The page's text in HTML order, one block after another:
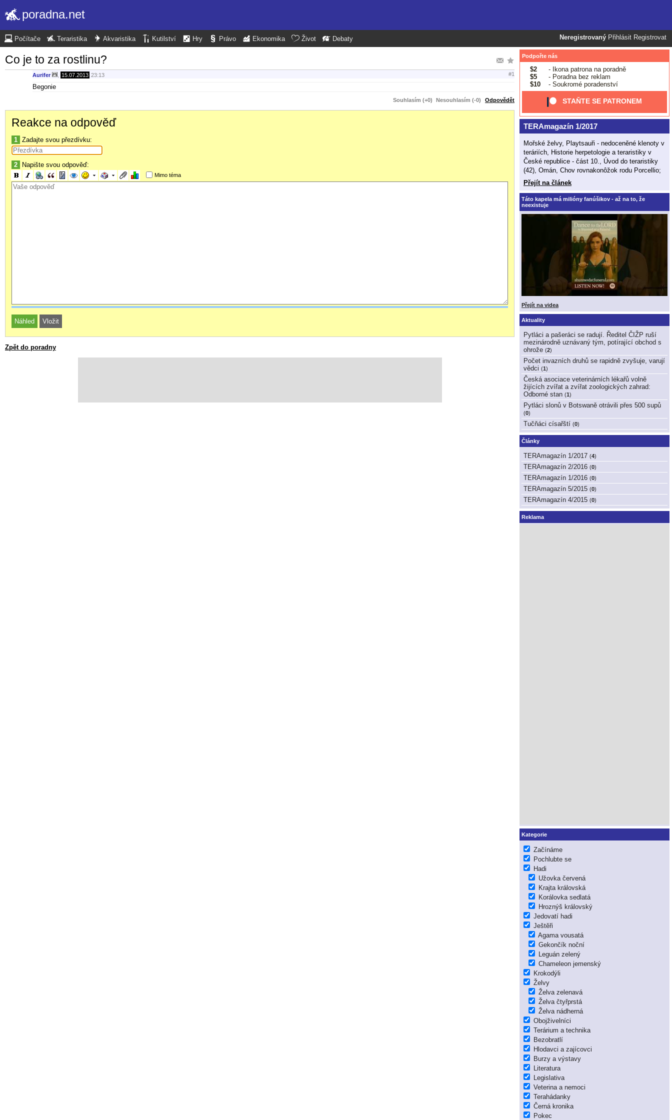
poradna.net
Neregistrovaný Přihlásit Registrovat
Počítače Teraristika Akvaristika Kutilství Hry Právo Ekonomika Život Debaty
Co je to za rostlinu?
Aurifer 15.07.2013 23:13 #1
Begonie
Souhlasím (+0) Nesouhlasím (-0) Odpovědět
Reakce na odpověď
1 Zadajte svou přezdívku:
2 Napište svou odpověď:
Mimo téma
Zpět do poradny
Podpořte nás
$2
- Ikona patrona na poradně
$5
- Poradna bez reklam
$10
- Soukromé poradenství
STAŇTE SE PATRONEM
TERAmagazín 1/2017
Mořské želvy, Playtsauři - nedoceněné klenoty v
teráriích, Historie herpetologie a teraristiky v
České republice - část 10., Úvod do teraristiky
(42), Omán, Chov rovnakonôžok rodu Porcellio;
Přejít na článek
Táto kapela má milióny fanúšikov - až na to, že
neexistuje
Přejít na videa
Aktuality
Pytláci a pašeráci se radují. Ředitel ČIŽP ruší
mezinárodně uznávaný tým, potírající obchod s
ohrože (2)
Počet invazních druhů se rapidně zvyšuje, varují
vědci (1)
Česká asociace veterinárních lékařů volně
žijících zvířat a zvířat zoologických zahrad:
Odborné stan (1)
Pytláci slonů v Botswaně otrávili přes 500 supů
(0)
Tučňáci císařští (0)
Články
TERAmagazín 1/2017 (4)
TERAmagazín 2/2016 (0)
TERAmagazín 1/2016 (0)
TERAmagazín 5/2015 (0)
TERAmagazín 4/2015 (0)
Reklama
Kategorie
Začínáme
Pochlubte se
Hadi
Užovka červená
Krajta královská
Korálovka sedlatá
Hroznýš královský
Jedovatí hadi
Ještěři
Agama vousatá
Gekončík noční
Leguán zelený
Chameleon jemenský
Krokodýli
Želvy
Želva zelenavá
Želva čtyřprstá
Želva nádherná
Obojživelníci
Terárium a technika
Bezobratlí
Hlodavci a zajícovci
Burzy a výstavy
Literatura
Legislativa
Veterina a nemoci
Terahádanky
Černá kronika
Pokec